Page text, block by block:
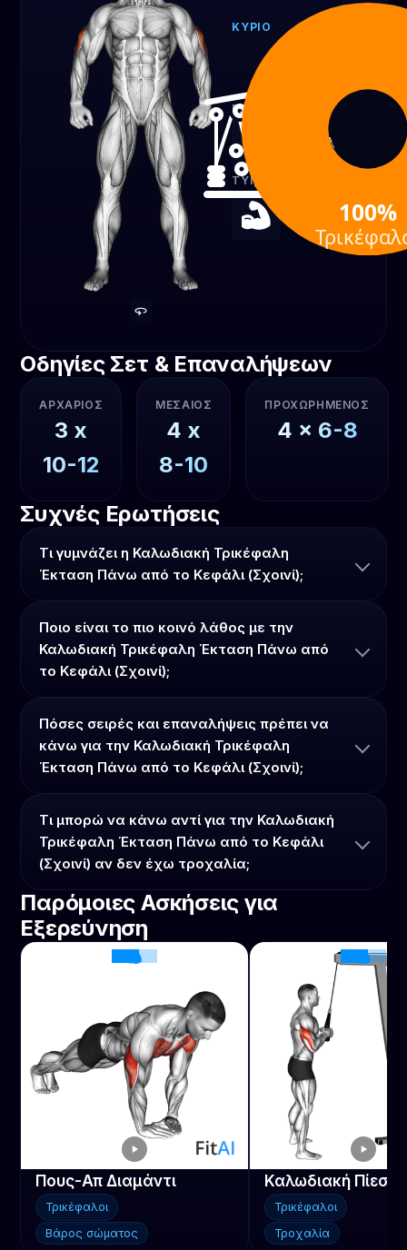
ΚΎΡΙΟ
ΕΞΟΠΛΙΣΜΌΣ
Τροχαλία
ΤΎΠΟΣ ΆΣΚΗΣΗΣ
Ενδυνάμωση
100%
Οδηγίες Σετ & Επαναλήψεων
ΑΡΧΆΡΙΟΣ
3 x
10-12
ΜΕΣΑΊΟΣ
4 x
8-10
ΠΡΟΧΩΡΗΜΈΝΟΣ
4 x 6-8
Συχνές Ερωτήσεις
Τι γυμνάζει η Καλωδιακή Τρικέφαλη
Έκταση Πάνω από το Κεφάλι (Σχοινί);
Ποιο είναι το πιο κοινό λάθος με την
Καλωδιακή Τρικέφαλη Έκταση Πάνω από
το Κεφάλι (Σχοινί);
Πόσες σειρές και επαναλήψεις πρέπει να
κάνω για την Καλωδιακή Τρικέφαλη
Έκταση Πάνω από το Κεφάλι (Σχοινί);
Τι μπορώ να κάνω αντί για την Καλωδιακή
Τρικέφαλη Έκταση Πάνω από το Κεφάλι
(Σχοινί) αν δεν έχω τροχαλία;
Παρόμοιες Ασκήσεις για
Εξερεύνηση
Πους-Απ Διαμάντι
Τρικέφαλοι
Βάρος σώματος
Καλωδιακή Πίεση
Τρικέφαλοι
Τροχαλία